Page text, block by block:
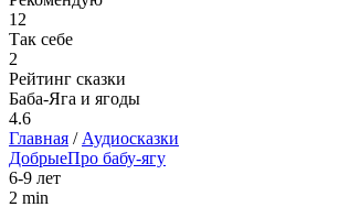
12
Так себе
2
Рейтинг сказки
Баба-Яга и ягоды
4.6
Главная / Аудиосказки
ДобрыеПро бабу-ягу
6-9 лет
2 min